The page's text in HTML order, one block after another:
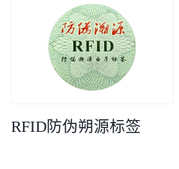
凸码，金/银底
RFID防伪朔源标签